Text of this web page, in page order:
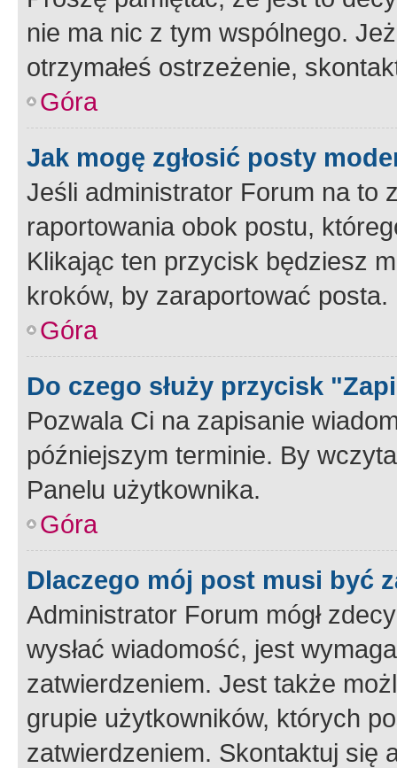
nie ma nic z tym wspólnego.
otrzymałeś ostrzeżenie,
Góra
Jak mogę zgłosić posty
Jeśli administrator Forum na to
raportowania obok postu,
Klikając ten przycisk będziesz
kroków, by zaraportować posta.
Góra
Do czego służy przycisk
Pozwala Ci na zapisanie
późniejszym terminie. By
Panelu użytkownika.
Góra
Dlaczego mój post musi być
Administrator Forum mógł
wysłać wiadomość, jest
zatwierdzeniem. Jest także
grupie użytkowników, których
zatwierdzeniem. Skontaktuj się